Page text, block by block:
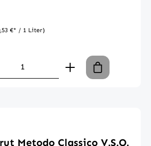
€* / 1 Liter)
1-3 Tage
Anzahl: Gib den
Metodo Classico V.S.Q.